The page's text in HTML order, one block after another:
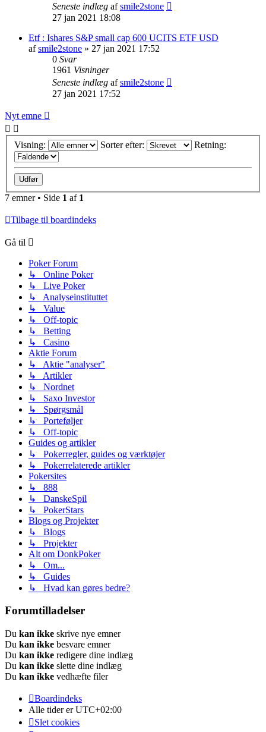
Seneste indlæg afsmile2stone
27 jan 2021 18:08
Etf : Ishares S&P small cap 600 UCITS ETF USD
afsmile2stone » 27 jan 2021 17:52
0 Svar
1961 Visninger
Seneste indlæg afsmile2stone
27 jan 2021 17:52
Nyt emne
Visning: Sorter efter: Retning:
7 emner • Side 1 af 1
Tilbage til boardindeks
Gå til
Poker Forum
↳ Online Poker
↳ Live Poker
↳ Analyseinstituttet
↳ Value
↳ Off-topic
↳ Betting
↳ Casino
Aktie Forum
↳ Aktie "analyser"
↳ Artikler
↳ Nordnet
↳ Saxo Investor
↳ Spørgsmål
↳ Porteføljer
↳ Off-topic
Guides og artikler
↳ Pokerregler, guides og værktøjer
↳ Pokerrelaterede artikler
Pokersites
↳ 888
↳ DanskeSpil
↳ PokerStars
Blogs og Projekter
↳ Blogs
↳ Projekter
Alt om DonkPoker
↳ Om...
↳ Guides
↳ Hvad kan gøres bedre?
Forumtilladelser
Du kan ikke skrive nye emner
Du kan ikke besvare emner
Du kan ikke redigere dine indlæg
Du kan ikke slette dine indlæg
Du kan ikke vedhæfte filer
Boardindeks
Alle tider erUTC+02:00
Slet cookies